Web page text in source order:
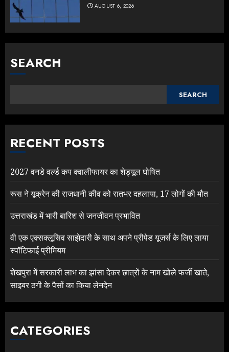
AUGUST 6, 2026
SEARCH
SEARCH
RECENT POSTS
2027 वनडे वर्ल्ड कप क्वालीफायर का शेड्यूल घोषित
रूस ने यूक्रेन की राजधानी कीव को रातभर दहलाया, 17 लोगों की मौत
उत्तराखंड में भारी बारिश से जनजीवन प्रभावित
वी एक एक्सक्लूसिव साझेदारी के साथ अपने प्रीपेड यूजर्स के लिए लाया
स्पॉटिफाई प्रीमियम
शेखपुरा में सरकारी लाभ का झांसा देकर छात्रों के नाम खोले फर्जी खाते,
साइबर ठगी के पैसों का किया लेनदेन
CATEGORIES